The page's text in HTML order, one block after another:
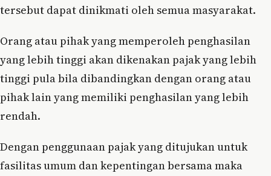
tersebut dapat dinikmati oleh semua masyarakat.
Orang atau pihak yang memperoleh penghasilan
yang lebih tinggi akan dikenakan pajak yang lebih
tinggi pula bila dibandingkan dengan orang atau
pihak lain yang memiliki penghasilan yang lebih
rendah.
Dengan penggunaan pajak yang ditujukan untuk
fasilitas umum dan kepentingan bersama maka